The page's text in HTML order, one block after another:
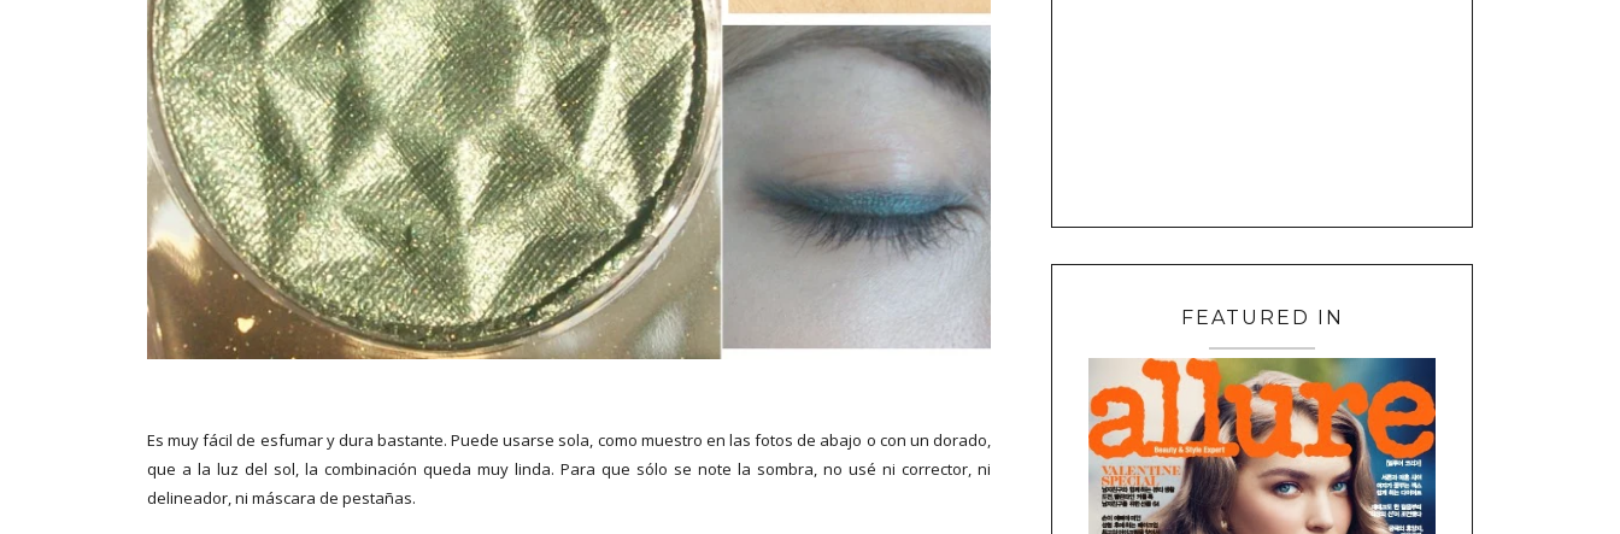
Es muy fácil de esfumar y dura bastante. Puede usarse sola, como muestro en las fotos de abajo o con un dorado,
que a la luz del sol, la combinación queda muy linda. Para que sólo se note la sombra, no usé ni corrector, ni
delineador, ni máscara de pestañas.
FEATURED IN